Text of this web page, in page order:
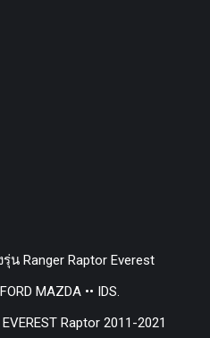
น Ranger Raptor Everest
MAZDA •• IDS.
Raptor 2011-2021